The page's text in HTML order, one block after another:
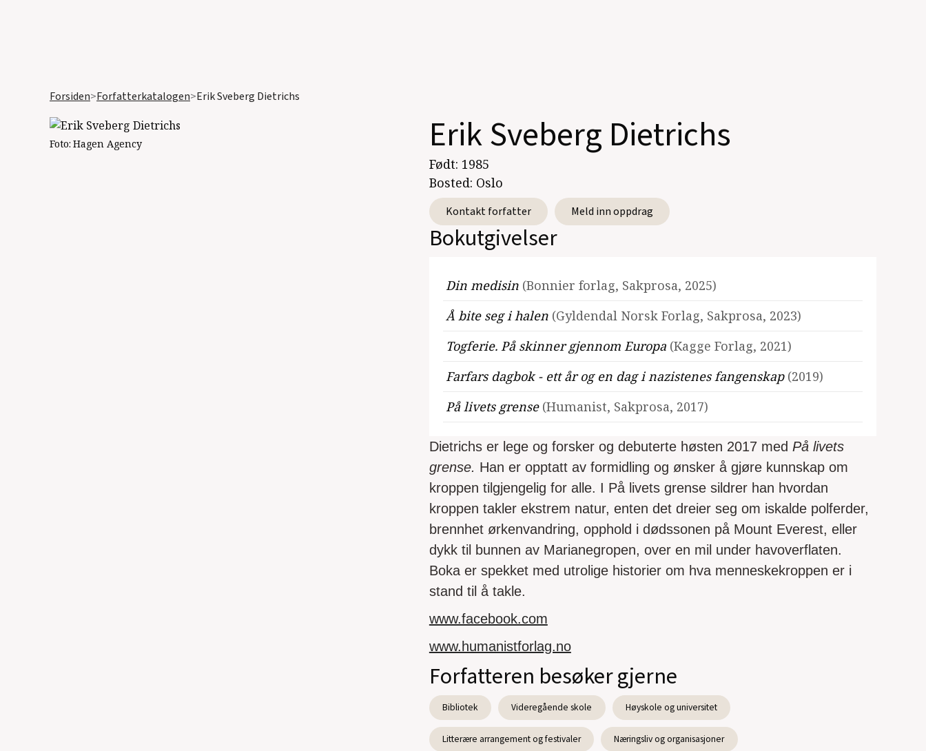
Forsiden>Forfatterkatalogen>Erik Sveberg Dietrichs
Foto: Hagen Agency Erik Sveberg Dietrichs
Født: 1985
Bosted: Oslo
Kontakt forfatter Meld inn oppdrag
Bokutgivelser
Din medisin (Bonnier forlag, Sakprosa, 2025)
Å bite seg i halen (Gyldendal Norsk Forlag, Sakprosa, 2023)
Togferie. På skinner gjennom Europa (Kagge Forlag, 2021)
Farfars dagbok - ett år og en dag i nazistenes fangenskap (2019)
På livets grense (Humanist, Sakprosa, 2017)
Dietrichs er lege og forsker og debuterte høsten 2017 med På livets
grense. Han er opptatt av formidling og ønsker å gjøre kunnskap om
kroppen tilgjengelig for alle. I På livets grense sildrer han hvordan
kroppen takler ekstrem natur, enten det dreier seg om iskalde polferder,
brennhet ørkenvandring, opphold i dødssonen på Mount Everest, eller
dykk til bunnen av Marianegropen, over en mil under havoverflaten.
Boka er spekket med utrolige historier om hva menneskekroppen er i
stand til å takle.
www.facebook.com
www.humanistforlag.no
Forfatteren besøker gjerne
Bibliotek Videregående skole Høyskole og universitet
Litterære arrangement og festivaler Næringsliv og organisasjoner